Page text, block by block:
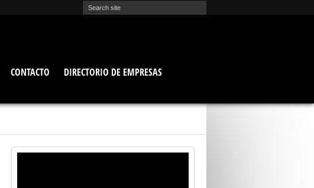
CONTACTO
DIRECTORIO DE EMPRESAS